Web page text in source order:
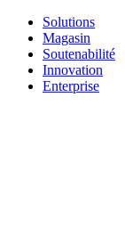
Solutions
Magasin
Soutenabilité
Innovation
Enterprise